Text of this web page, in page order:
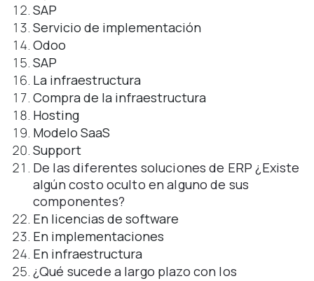
SAP
Servicio de implementación
Odoo
SAP
La infraestructura
Compra de la infraestructura
Hosting
Modelo SaaS
Support
De las diferentes soluciones de ERP ¿Existe
algún costo oculto en alguno de sus
componentes?
En licencias de software
En implementaciones
En infraestructura
¿Qué sucede a largo plazo con los